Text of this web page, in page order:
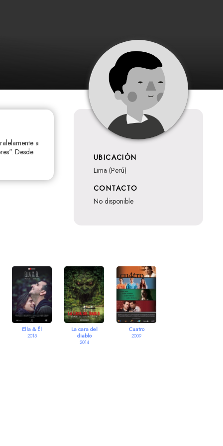
a
Desde
UBICACIÓN
Lima (Perú)
CONTACTO
no disponible
Ella & Él
2015
La cara del
diablo
2014
Cuatro
2009